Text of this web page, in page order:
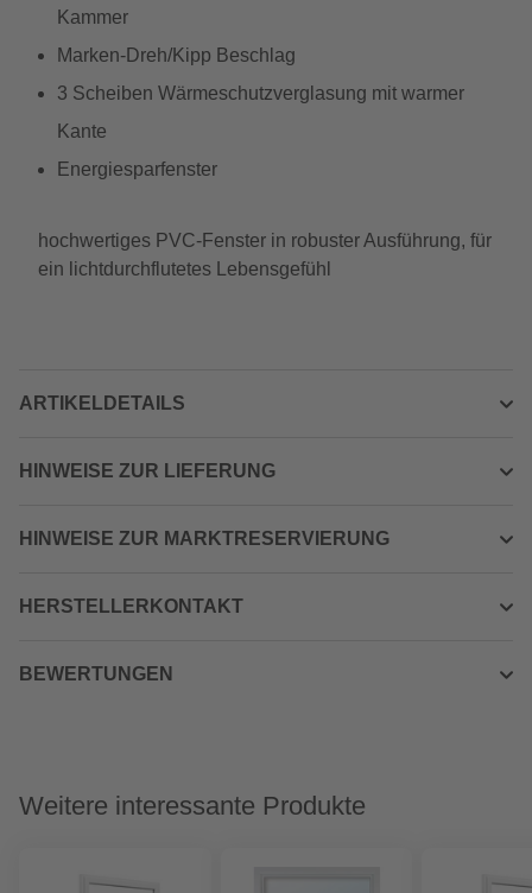
Kammer
Marken-Dreh/Kipp Beschlag
3 Scheiben Wärmeschutzverglasung mit warmer
Kante
Energiesparfenster
hochwertiges PVC-Fenster in robuster Ausführung, für
ein lichtdurchflutetes Lebensgefühl
ARTIKELDETAILS
HINWEISE ZUR LIEFERUNG
HINWEISE ZUR MARKTRESERVIERUNG
HERSTELLERKONTAKT
BEWERTUNGEN
Weitere interessante Produkte